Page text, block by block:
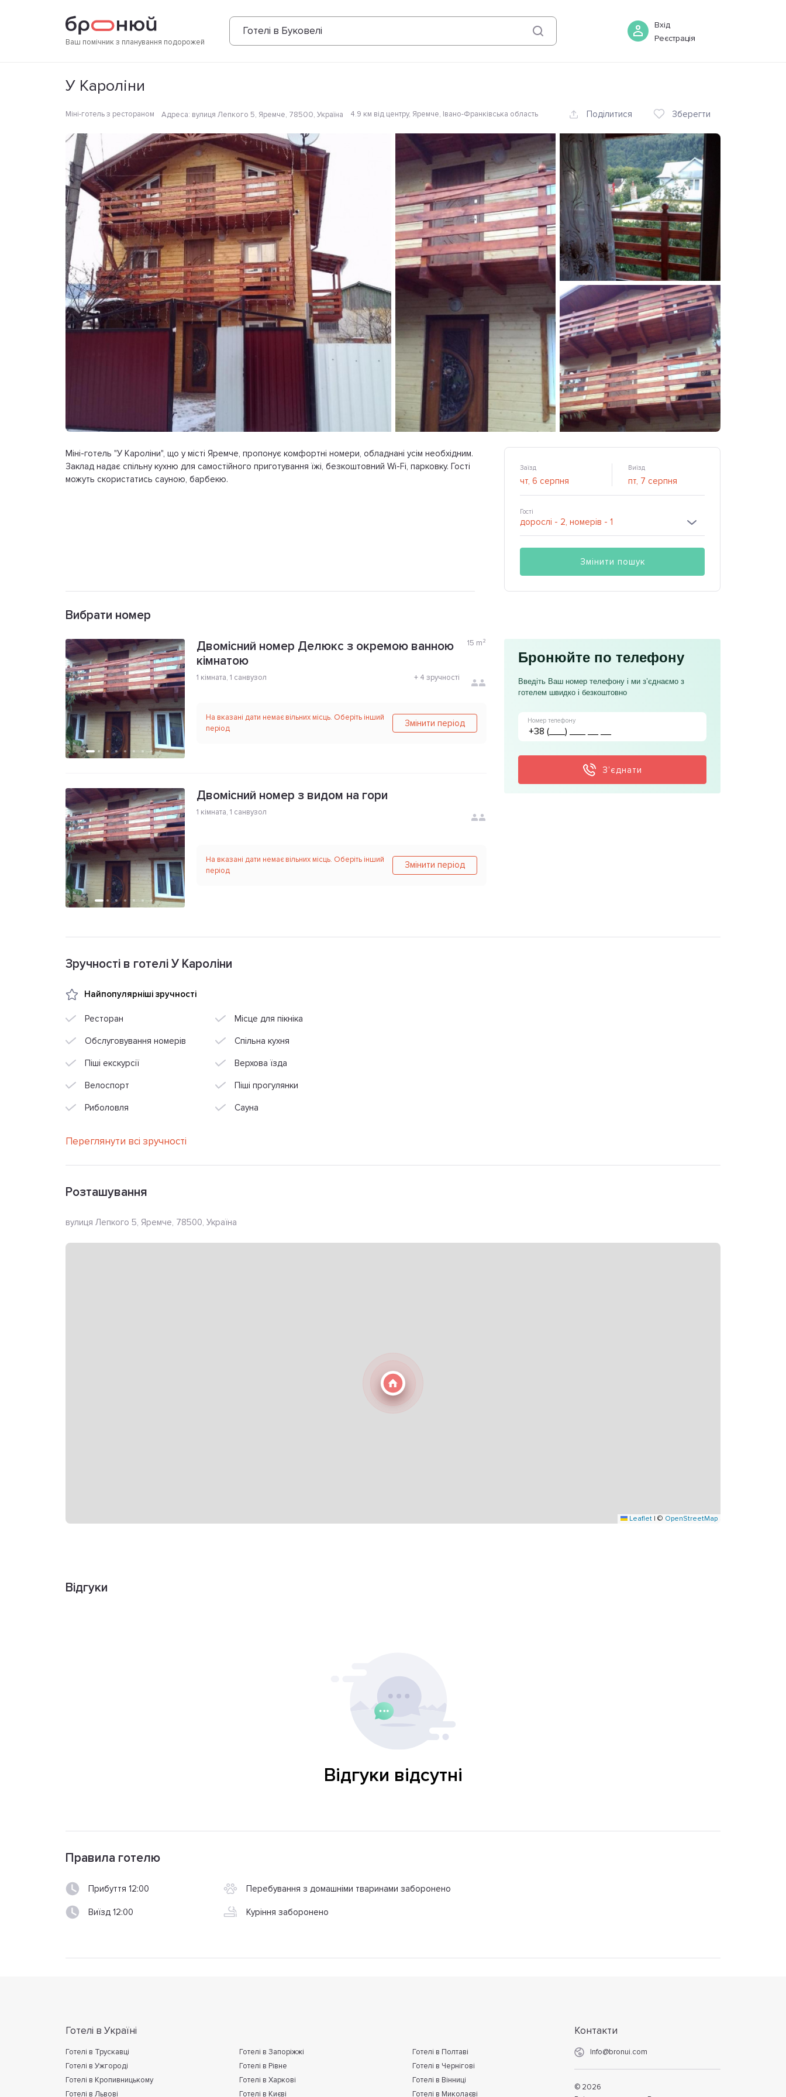
Ваш помічник з планування подорожей
Готелі в Буковелі
Вхід
Реєстрація
Фотографії Зручності Розташування 06 серпня Бронювати
У Кароліни
Міні-готель з рестораном Адреса: вулиця Лепкого 5, Яремче, 78500, Україна 4.9 км від центру, Яремче, Івано-Франківська область Поділитися Зберегти
Міні-готель "У Кароліни", що у місті Яремче, пропонує комфортні номери, обладнані усім необхідним.
Заклад надає спільну кухню для самостійного приготування їжі, безкоштовний Wi-Fi, парковку. Гості
можуть скористатись сауною, барбекю.
Заїзд Виїзд
Гості
Змінити пошук
Вибрати номер
Двомісний номер Делюкс з окремою ванною
кімнатою
15 m²
1 кімната, 1 санвузол + 4 зручності
На вказані дати немає вільних місць. Оберіть інший
період
Змінити період
Двомісний номер з видом на гори
1 кімната, 1 санвузол
На вказані дати немає вільних місць. Оберіть інший
період
Змінити період
Бронюйте по телефону
Введіть Ваш номер телефону і ми з’єднаємо з
готелем швидко і безкоштовно
Номер телефону
З’єднати
Зручності в готелі У Кароліни
Найпопулярніші зручності
Ресторан Місце для пікніка
Обслуговування номерів Спільна кухня
Піші екскурсії Верхова їзда
Велоспорт Піші прогулянки
Риболовля Сауна
Переглянути всі зручності
Розташування
вулиця Лепкого 5, Яремче, 78500, Україна
Leaflet | © OpenStreetMap
Відгуки
Відгуки відсутні
Правила готелю
Прибуття 12:00
Виїзд 12:00
Перебування з домашніми тваринами заборонено
Куріння заборонено
Готелі в Україні
Готелі в Трускавці Готелі в Запоріжжі
Готелі в Полтаві
Готелі в Ужгороді
Готелі в Рівне
Готелі в Чернігові
Готелі в Кропивницькому
Готелі в Харкові
Готелі в Вінниці
Готелі в Львові
Готелі в Києві Готелі в Миколаєві
Контакти
Info@bronui.com
© 2026